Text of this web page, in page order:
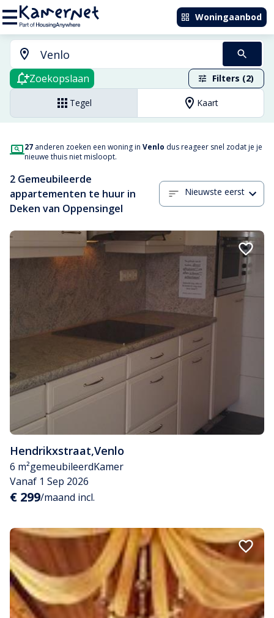
Woningaanbod
Zoekopslaan Filters (2)
Tegel Kaart
27 anderen zoeken een woning in Venlo dus reageer snel zodat je je
nieuwe thuis niet misloopt.
2 Gemeubileerde
appartementen te huur in
Deken van Oppensingel
Nieuwste eerst
Hendrikxstraat,Venlo
6 m²gemeubileerdKamer
Vanaf 1 Sep 2026
€ 299/maand incl.